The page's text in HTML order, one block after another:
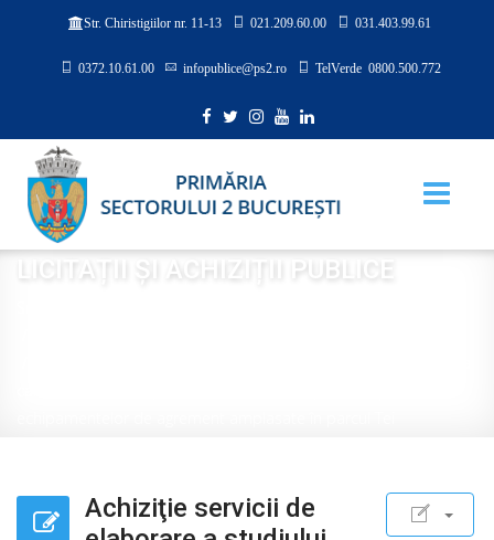
Str. Chiristigiilor nr. 11-13 021.209.60.00 031.403.99.61
0372.10.61.00 infopublice@ps2.ro TelVerde 0800.500.772
LICITAȚII ȘI ACHIZIȚII PUBLICE
Achiziţie servicii de